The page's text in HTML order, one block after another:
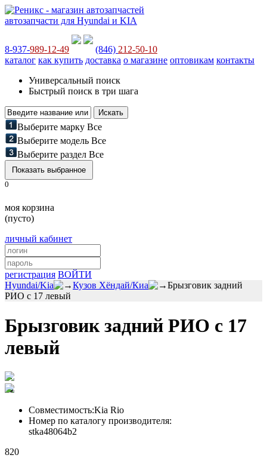
автозапчасти для Hyundai и KIA
8-937-989-12-49 (846) 212-50-10
каталог как купить доставка о магазине оптовикам контакты
Универсальный поиск
Быстрый поиск в три шага
Выберите марку Все
Выберите модель Все
Выберите раздел Все
0
моя корзина
(пусто)
личный кабинет
регистрация ВОЙТИ
Hyundai/Kia
Кузов Хёндай/Киа
Брызговик задний
РИО с 17 левый
Брызговик задний РИО с 17
левый
Совместимость:Kia Rio
Номер по каталогу производителя:
stka48064b2
820